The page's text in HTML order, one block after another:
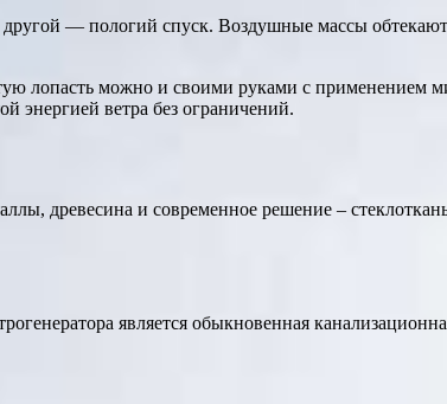
— пологий спуск. Воздушные массы
лопасть можно и своими руками с применением
энергией ветра без ограничений.
древесина и современное решение –
является обыкновенная